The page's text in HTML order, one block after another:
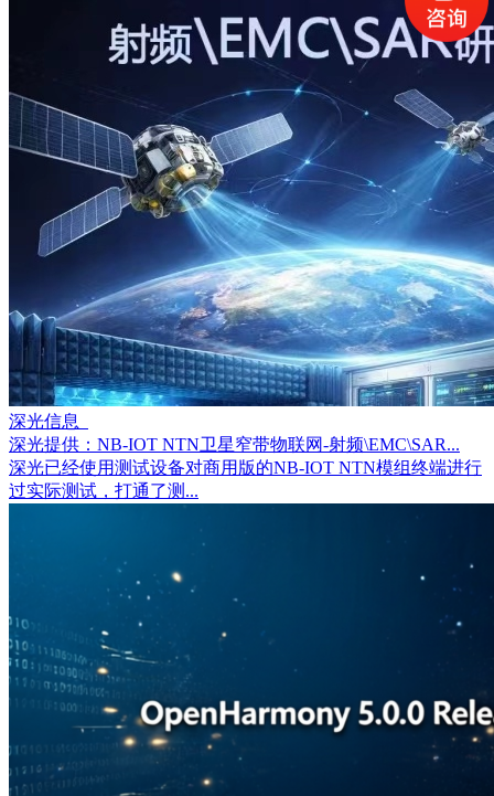
深光信息
深光提供：NB-IOT NTN卫星窄带物联网-射频\EMC\SAR...
深光已经使用测试设备对商用版的NB-IOT NTN模组终端进行
过实际测试，打通了测...